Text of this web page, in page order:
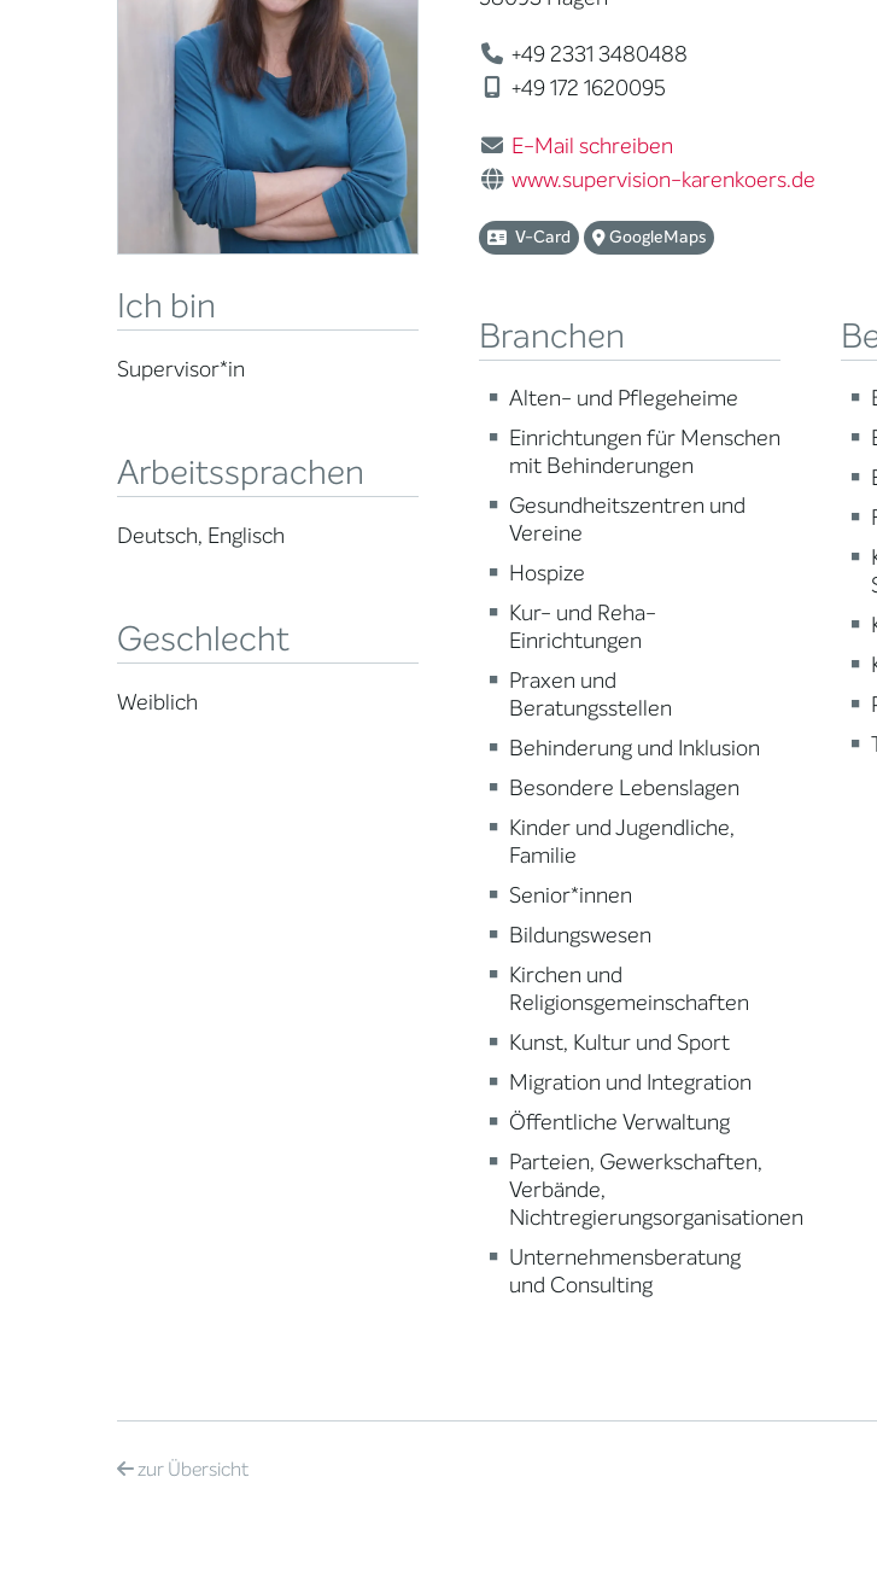
Ich bin
Supervisor*in
Arbeitssprachen
Deutsch, Englisch
Geschlecht
Weiblich
+49 2331 3480488
+49 172 1620095
E-Mail schreiben
www.supervision-karenkoers.de
V-Card GoogleMaps
Branchen
Alten- und Pflegeheime
Einrichtungen für Menschen
mit Behinderungen
Gesundheitszentren und
Vereine
Hospize
Kur- und Reha-
Einrichtungen
Praxen und
Beratungsstellen
Behinderung und Inklusion
Besondere Lebenslagen
Kinder und Jugendliche,
Familie
Senior*innen
Bildungswesen
Kirchen und
Religionsgemeinschaften
Kunst, Kultur und Sport
Migration und Integration
Öffentliche Verwaltung
Parteien, Gewerkschaften,
Verbände,
Nichtregierungsorganisationen
Unternehmensberatung
und Consulting
zurÜbersicht